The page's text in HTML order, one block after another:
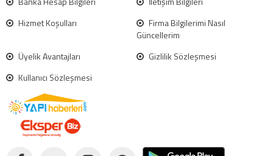
Hizmet Koşulları
Firma Bilgilerimi Nasıl
Güncellerim
Üyelik Avantajları
Gizlilik Sözleşmesi
Kullanıcı Sözleşmesi